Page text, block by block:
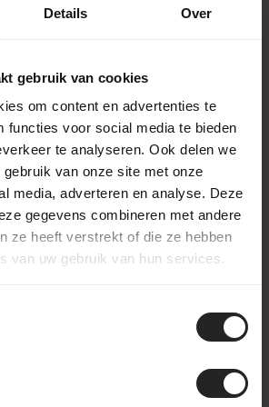
Details Over
gebruik van cookies
om content en advertenties te
functies voor social media te bieden
te analyseren. Ook delen we
van onze site met onze
media, adverteren en analyse. Deze
gegevens combineren met andere
ze heeft verstrekt of die ze hebben
van uw gebruik van hun services.
Bij bestellingen boven €75,-
& België)
Binnen 1-2 werkdagen, afhankelijk
van producten.
Levering via PostNL of DPD.
je bestelling met een track &
verzending mogelijk. (PostNL,
DHL Express)
Binnen Nederland kosteloos
binnen 14 dagen, mits in originele
En nu?